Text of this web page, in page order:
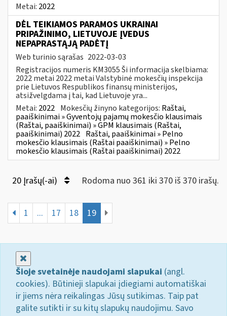
Metai: 2022
DĖL TEIKIAMOS PARAMOS UKRAINAI
PRIPAŽINIMO, LIETUVOJE ĮVEDUS
NEPAPRASTĄJĄ PADĖTĮ
Web turinio sąrašas 2022-03-03
Registracijos numeris KM3055 Ši informacija skelbiama:
2022 metai 2022 metai Valstybinė mokesčių inspekcija
prie Lietuvos Respublikos finansų ministerijos,
atsižvelgdama į tai, kad Lietuvoje yra...
Metai: 2022 Mokesčių žinyno kategorijos: Raštai,
paaiškinimai » Gyventojų pajamų mokesčio klausimais
(Raštai, paaiškinimai) » GPM klausimais (Raštai,
paaiškinimai) 2022 Raštai, paaiškinimai » Pelno
mokesčio klausimais (Raštai paaiškinimai) » Pelno
mokesčio klausimais (Raštai paaiškinimai) 2022
20 Įrašų(-ai) Rodoma nuo 361 iki 370 iš 370 irašų.
1 ... 17 18 19
Šioje svetainėje naudojami slapukai (angl.
cookies). Būtinieji slapukai įdiegiami automatiškai
ir jiems nėra reikalingas Jūsų sutikimas. Taip pat
galite sutikti ir su kitų slapukų naudojimu. Savo